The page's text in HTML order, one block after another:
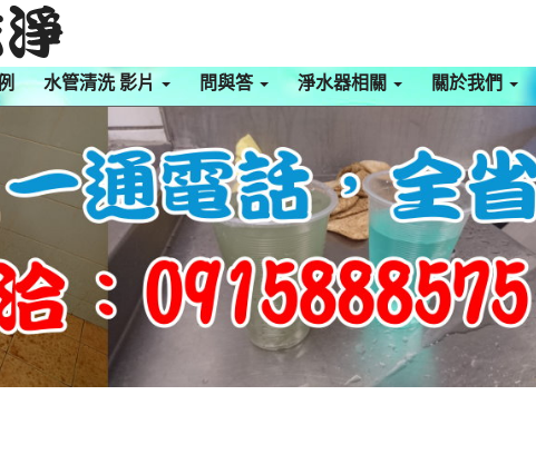
水管清洗 影片 問與答 淨水器相關 關於我們